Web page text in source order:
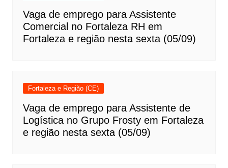
Vaga de emprego para Assistente
Comercial no Fortaleza RH em
Fortaleza e região nesta sexta (05/09)
Fortaleza e Região (CE)
Vaga de emprego para Assistente de
Logística no Grupo Frosty em Fortaleza
e região nesta sexta (05/09)